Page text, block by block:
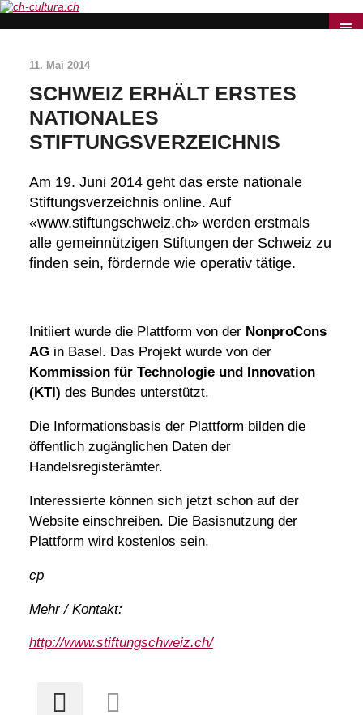
11. Mai 2014
SCHWEIZ ERHÄLT ERSTES
NATIONALES
STIFTUNGSVERZEICHNIS
Am 19. Juni 2014 geht das erste nationale
Stiftungsverzeichnis online. Auf
«www.stiftungschweiz.ch» werden erstmals
alle gemeinnützigen Stiftungen der Schweiz zu
finden sein, fördernde wie operativ tätige.
Initiiert wurde die Plattform von der NonproCons
AGin Basel. Das Projekt wurde von der
Kommission für Technologie und Innovation
(KTI) des Bundes unterstützt.
Die Informationsbasis der Plattform bilden die
öffentlich zugänglichen Daten der
Handelsregisterämter.
Interessierte können sich jetzt schon auf der
Website einschreiben. Die Basisnutzung der
Plattform wird kostenlos sein.
cp
Mehr / Kontakt:
http://www.stiftungschweiz.ch/